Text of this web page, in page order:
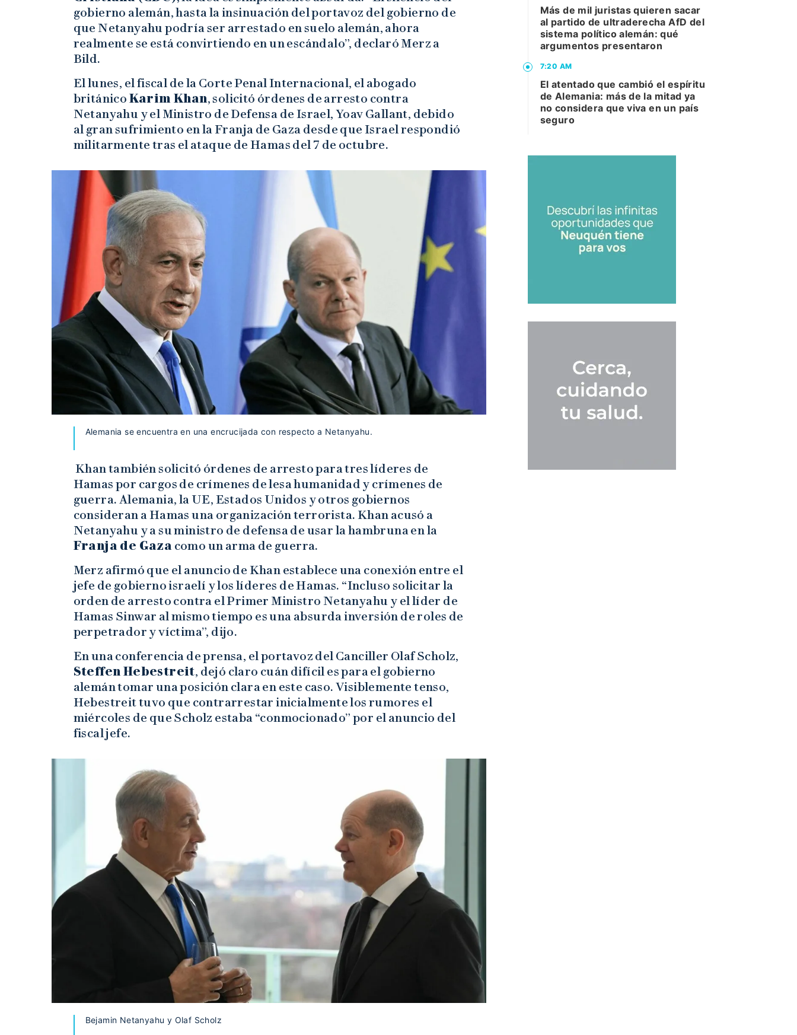
gobierno alemán, hasta la insinuación del portavoz del gobierno de
que Netanyahu podría ser arrestado en suelo alemán, ahora
realmente se está convirtiendo en un escándalo”, declaró Merz a
Bild.
El lunes, el fiscal de la Corte Penal Internacional, el abogado
británico Karim Khan, solicitó órdenes de arresto contra
Netanyahu y el Ministro de Defensa de Israel, Yoav Gallant, debido
al gran sufrimiento en la Franja de Gaza desde que Israel respondió
militarmente tras el ataque de Hamas del 7 de octubre.
Alemania se encuentra en una encrucijada con respecto a Netanyahu.
Khan también solicitó órdenes de arresto para tres líderes de
Hamas por cargos de crímenes de lesa humanidad y crímenes de
guerra. Alemania, la UE, Estados Unidos y otros gobiernos
consideran a Hamas una organización terrorista. Khan acusó a
Netanyahu y a su ministro de defensa de usar la hambruna en la
Franja de Gaza como un arma de guerra.
Merz afirmó que el anuncio de Khan establece una conexión entre el
jefe de gobierno israelí y los líderes de Hamas. “Incluso solicitar la
orden de arresto contra el Primer Ministro Netanyahu y el líder de
Hamas Sinwar al mismo tiempo es una absurda inversión de roles de
perpetrador y víctima”, dijo.
En una conferencia de prensa, el portavoz del Canciller Olaf Scholz,
Steffen Hebestreit, dejó claro cuán difícil es para el gobierno
alemán tomar una posición clara en este caso. Visiblemente tenso,
Hebestreit tuvo que contrarrestar inicialmente los rumores el
miércoles de que Scholz estaba “conmocionado” por el anuncio del
fiscal jefe.
Bejamin Netanyahu y Olaf Scholz
Más de mil juristas quieren sacar
al partido de ultraderecha AfD del
sistema político alemán: qué
argumentos presentaron
7:20 AM
El atentado que cambió el espíritu
de Alemania: más de la mitad ya
no considera que viva en un país
seguro